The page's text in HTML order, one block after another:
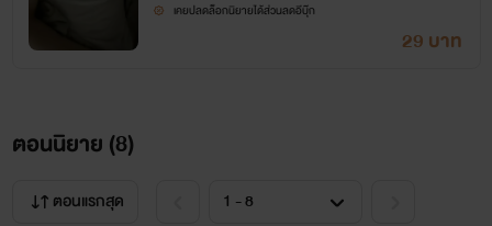
เคยปลดล็อกนิยายได้ส่วนลดอีบุ๊ก
29 บาท
ตอนนิยาย (8)
ตอนแรกสุด